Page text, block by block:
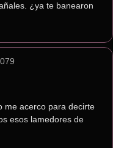
¿ya te banearon
me acerco para decirte
esos lamedores de